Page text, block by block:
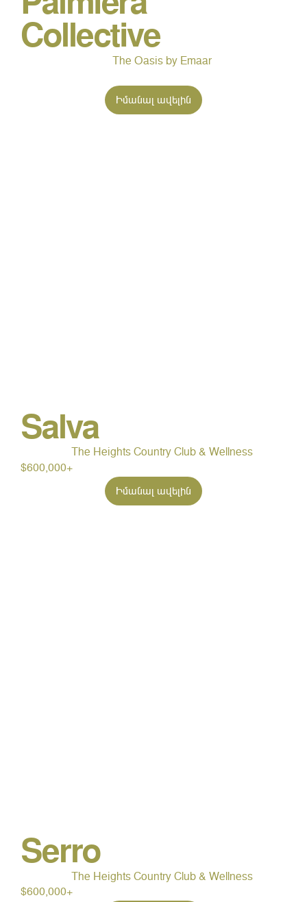
Collective
The Oasis by Emaar
Իմանալ ավելին
Salva
The Heights Country Club & Wellness
$600,000+
Իմանալ ավելին
Serro
The Heights Country Club & Wellness
$600,000+